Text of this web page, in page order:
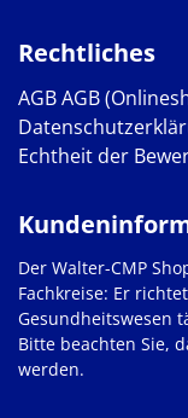
Rechtliches
AGBAGB
Echtheit der
Der Walter-CMP
Fachkreise: Er
Gesundheitswesen
Bitte beachten Sie,
werden.